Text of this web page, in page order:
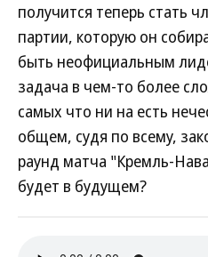
получится теперь стать
партии, которую он
быть неофициальным
задача в чем-то более
самых что ни на есть
общем, судя по всему,
раунд матча "Кремль-
будет в будущем?